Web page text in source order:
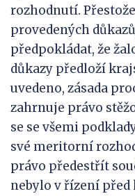
rozhodnutí.
provedených
předpokládat, že
důkazy předloží
uvedeno, zásada
zahrnuje právo
se se všemi
své meritorní
právo předestřít
nebylo v řízení